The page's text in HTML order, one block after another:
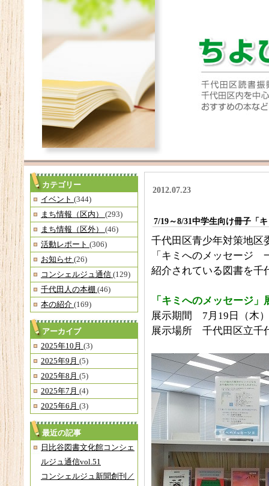
カテゴリー
イベント (344)
まち情報（区内） (293)
まち情報（区外） (46)
活動レポート (306)
お知らせ (26)
コンシェルジュ通信 (129)
千代田人の本棚 (46)
本の紹介 (169)
アーカイブ
2025年10月 (3)
2025年9月 (5)
2025年8月 (5)
2025年7月 (4)
2025年6月 (3)
最近の記事
日比谷図書文化館コンシェ
ルジュ通信vol.51
コンシェルジュ新聞創刊／
2012.07.23
7/19～8/31中学生向け冊子「
千代田区青少年対策地区
「キミへのメッセージ
紹介されている図書を千
「キミへのメッセージ」
展示期間 7月19日（木
展示場所 千代田区立